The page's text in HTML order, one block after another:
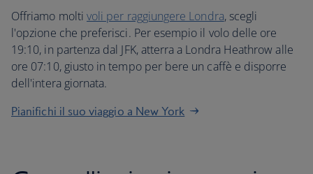
Offriamo molti voli per raggiungere Londra, scegli
l'opzione che preferisci. Per esempio il volo delle ore
19:10, in partenza dal JFK, atterra a Londra Heathrow alle
ore 07:10, giusto in tempo per bere un caffè e disporre
dell'intera giornata.
Pianifichi il suo viaggio a New York